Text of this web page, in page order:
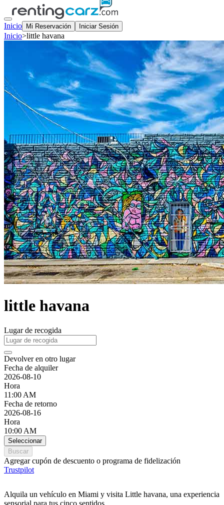
Inicio Mi Reservación Iniciar Sesión
Inicio>little havana
little havana
Lugar de recogida
Devolver en otro lugar
Fecha de alquiler
2026-08-10
Hora
11:00 AM
Fecha de retorno
2026-08-16
Hora
10:00 AM
Seleccionar
Buscar
Agregar cupón de descuento o programa de fidelización
Trustpilot
Alquila un vehículo en Miami y visita Little havana, una experiencia